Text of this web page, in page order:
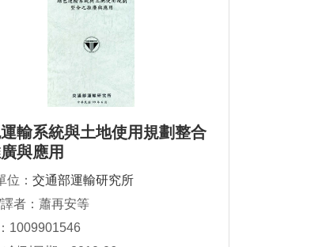
輸系統與土地使用規劃整合
與應用
位： 交通部運輸研究所
者：蕭再安等
1009901546